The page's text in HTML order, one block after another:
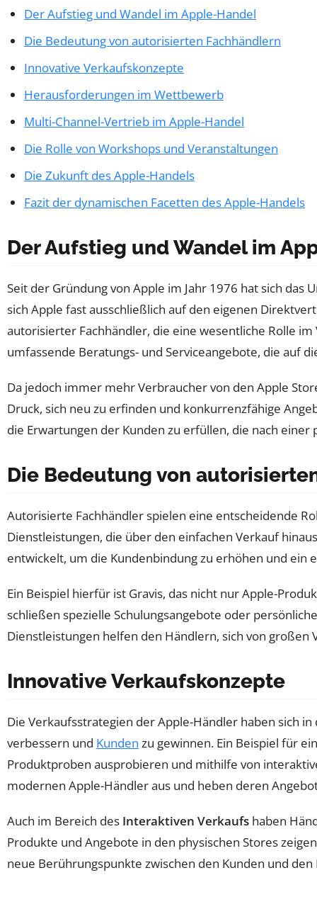
Der Aufstieg und Wandel im Apple-Handel
Die Bedeutung von autorisierten Fachhändlern
Innovative Verkaufskonzepte
Herausforderungen im Wettbewerb
Multi-Channel-Vertrieb im Apple-Handel
Die Rolle von Workshops und Veranstaltungen
Die Zukunft des Apple-Handels
Fazit der dynamischen Facetten des Apple-Handels
Der Aufstieg und Wandel im
Seit der Gründung von Apple im Jahr 1976 hat sich
sich Apple fast ausschließlich auf den eigenen
autorisierter Fachhändler, die eine wesentliche Rolle
umfassende Beratungs- und Serviceangebote, die auf
Da jedoch immer mehr Verbraucher von den Apple
Druck, sich neu zu erfinden und konkurrenzfähige
die Erwartungen der Kunden zu erfüllen, die nach
Die Bedeutung von
Autorisierte Fachhändler spielen eine entscheidende
Dienstleistungen, die über den einfachen Verkauf
entwickelt, um die Kundenbindung zu erhöhen und ein
Ein Beispiel hierfür ist Gravis, das nicht nur Apple-
schließen spezielle Schulungsangebote oder
Dienstleistungen helfen den Händlern, sich von
Innovative Verkaufskonzepte
Die Verkaufsstrategien der Apple-Händler haben sich
verbessern und Kunden zu gewinnen. Ein Beispiel für
Produktproben ausprobieren und mithilfe von
modernen Apple-Händler aus und heben deren
Auch im Bereich des Interaktiven Verkaufs haben
Produkte und Angebote in den physischen Stores
neue Berührungspunkte zwischen den Kunden und